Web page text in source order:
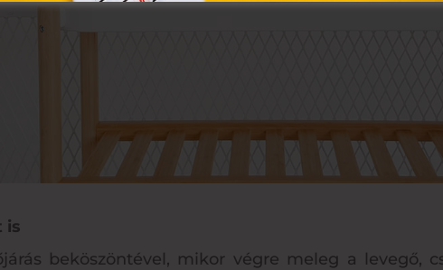
is
beköszöntével, mikor végre meleg a levegő,